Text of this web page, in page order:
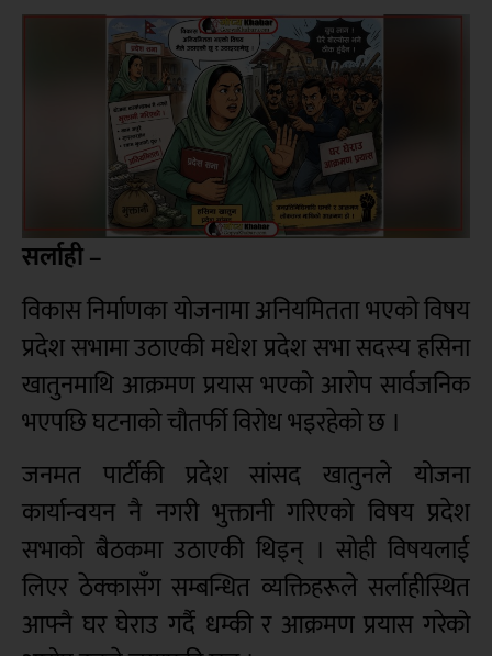
सर्लाही –
विकास निर्माणका योजनामा अनियमितता भएको विषय
प्रदेश सभामा उठाएकी मधेश प्रदेश सभा सदस्य हसिना
खातुनमाथि आक्रमण प्रयास भएको आरोप सार्वजनिक
भएपछि घटनाको चौतर्फी विरोध भइरहेको छ ।
जनमत पार्टीकी प्रदेश सांसद खातुनले योजना
कार्यान्वयन नै नगरी भुक्तानी गरिएको विषय प्रदेश
सभाको बैठकमा उठाएकी थिइन् । सोही विषयलाई
लिएर ठेक्कासँग सम्बन्धित व्यक्तिहरूले सर्लाहीस्थित
आफ्नै घर घेराउ गर्दै धम्की र आक्रमण प्रयास गरेको